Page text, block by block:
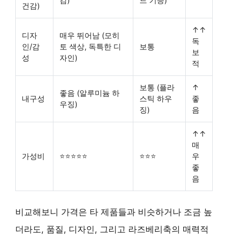
건감)
디자
인/감
성
매우 뛰어남 (모히
토 색상, 독특한 디
자인)
보통
↑↑
독
보
적
내구성
좋음 (알루미늄 하
우징)
보통 (플라
스틱 하우
징)
↑
좋
음
가성비 ⭐⭐⭐⭐⭐ ⭐⭐⭐
↑↑
매
우
좋
음
비교해보니 가격은 타 제품들과 비슷하거나 조금 높
더라도, 품질, 디자인, 그리고 라즈베리축의 매력적